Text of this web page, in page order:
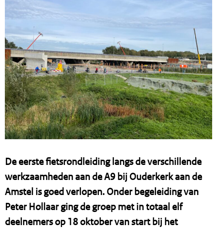
De eerste fietsrondleiding langs de verschillende
werkzaamheden aan de A9 bij Ouderkerk aan de
Amstel is goed verlopen. Onder begeleiding van
Peter Hollaar ging de groep met in totaal elf
deelnemers op 18 oktober van start bij het